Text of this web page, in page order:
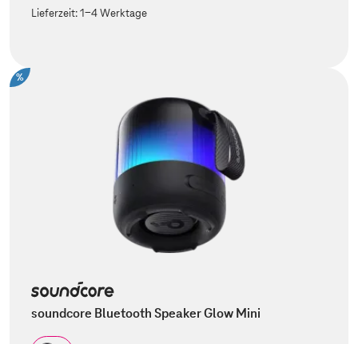
Lieferzeit:1-4 Werktage
%
soundcore Bluetooth Speaker Glow Mini